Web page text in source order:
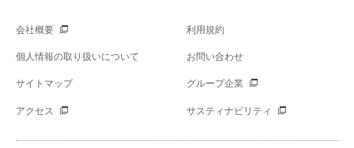
会社概要 利用規約
個人情報の取り扱いについて お問い合わせ
サイトマップ グループ企業
アクセス サスティナビリティ